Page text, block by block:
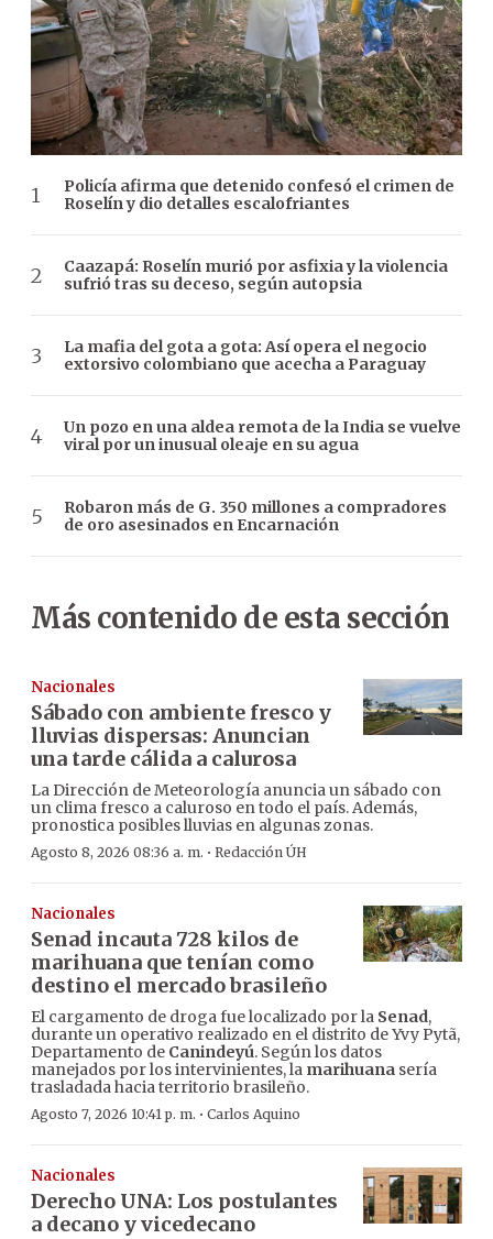
Policía afirma que detenido confesó el crimen de
Roselín y dio detalles escalofriantes
Caazapá: Roselín murió por asfixia y la violencia
sufrió tras su deceso, según autopsia
La mafia del gota a gota: Así opera el negocio
extorsivo colombiano que acecha a Paraguay
Un pozo en una aldea remota de la India se vuelve
viral por un inusual oleaje en su agua
Robaron más de G. 350 millones a compradores
de oro asesinados en Encarnación
Más contenido de esta sección
Nacionales
Sábado con ambiente fresco y
lluvias dispersas: Anuncian
una tarde cálida a calurosa
La Dirección de Meteorología anuncia un sábado con
un clima fresco a caluroso en todo el país. Además,
pronostica posibles lluvias en algunas zonas.
Agosto 8, 2026 08:36 a. m. · Redacción ÚH
Nacionales
Senad incauta 728 kilos de
marihuana que tenían como
destino el mercado brasileño
El cargamento de droga fue localizado por la Senad,
durante un operativo realizado en el distrito de Yvy Pytã,
Departamento de Canindeyú. Según los datos
manejados por los intervinientes, la marihuana sería
trasladada hacia territorio brasileño.
Agosto 7, 2026 10:41 p. m. · Carlos Aquino
Nacionales
Derecho UNA: Los postulantes
a decano y vicedecano